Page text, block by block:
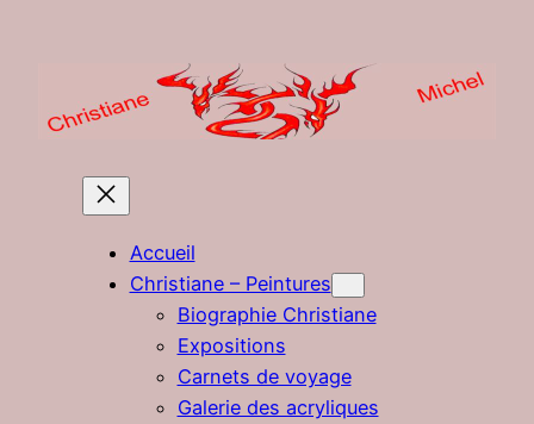
Accueil
Christiane – Peintures
Biographie Christiane
Expositions
Carnets de voyage
Galerie des acryliques